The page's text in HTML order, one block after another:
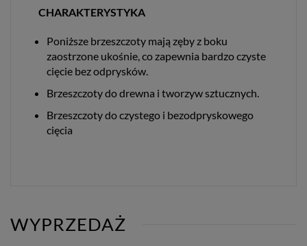
CHARAKTERYSTYKA
Poniższe brzeszczoty mają zęby z boku
zaostrzone ukośnie, co zapewnia bardzo czyste
cięcie bez odprysków.
Brzeszczoty do drewna i tworzyw sztucznych.
Brzeszczoty do czystego i bezodpryskowego
cięcia
WYPRZEDAŻ